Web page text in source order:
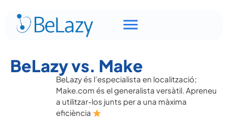
BeLazy vs. Make
BeLazy és l’especialista en localització;
Make.com és el generalista versàtil. Apreneu
a utilitzar-los junts per a una màxima
eficiència